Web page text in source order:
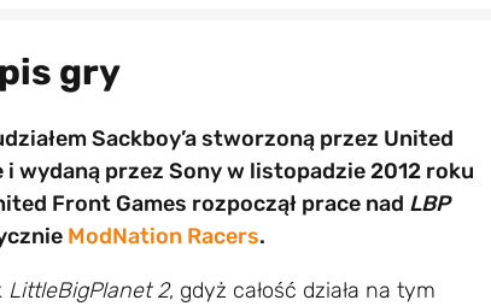
gry
Sackboy’a stworzoną przez United
wydaną przez Sony w listopadzie 2012 roku
Front Games rozpoczął prace nad LBP
ModNation Racers.
LittleBigPlanet 2, gdyż całość działa na tym